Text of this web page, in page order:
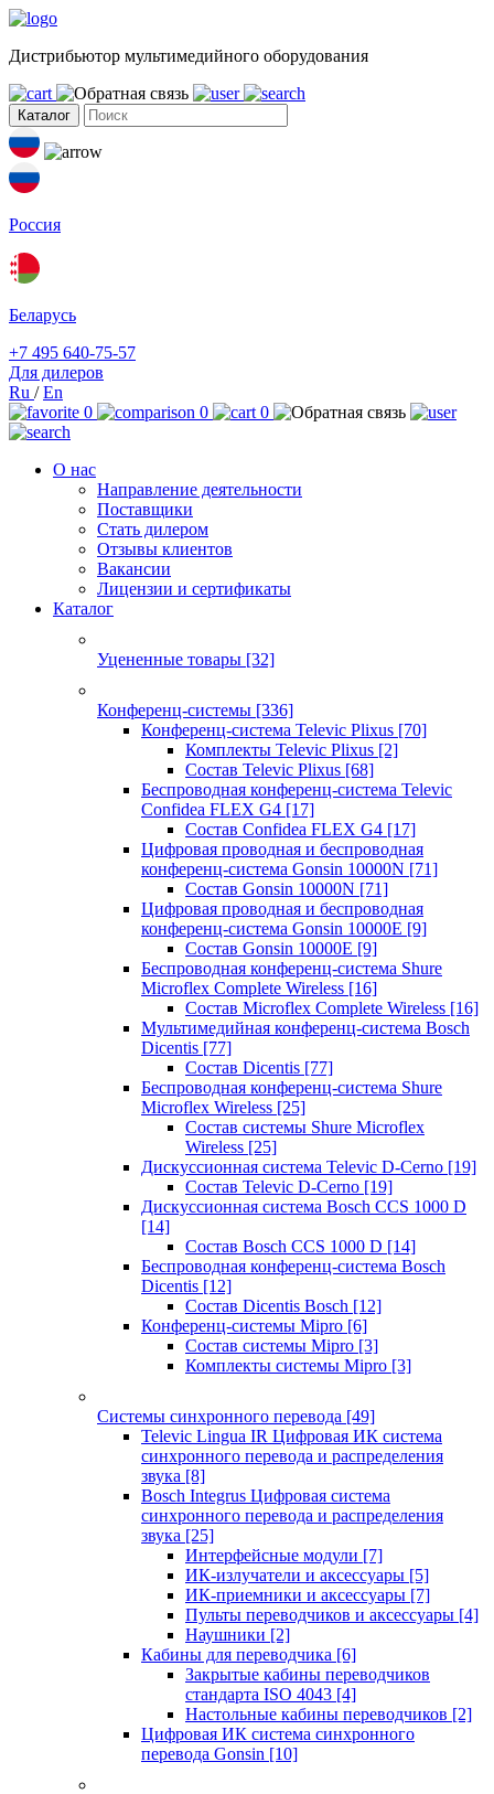
Дистрибьютор мультимедийного оборудования
Каталог
Россия
Беларусь
+7 495 640-75-57
Для дилеров
Ru /En
0
0 0
О нас
Направление деятельности
Поставщики
Стать дилером
Отзывы клиентов
Вакансии
Лицензии и сертификаты
Каталог
Уцененные товары [32]
Конференц-системы [336]
Конференц-система Televic Plixus [70]
Комплекты Televic Plixus [2]
Состав Televic Plixus [68]
Беспроводная конференц-система Televic
Confidea FLEX G4 [17]
Состав Confidea FLEX G4 [17]
Цифровая проводная и беспроводная
конференц-система Gonsin 10000N [71]
Состав Gonsin 10000N [71]
Цифровая проводная и беспроводная
конференц-система Gonsin 10000E [9]
Состав Gonsin 10000E [9]
Беспроводная конференц-система Shure
Microflex Complete Wireless [16]
Состав Microflex Complete Wireless [16]
Мультимедийная конференц-система Bosch
Dicentis [77]
Состав Dicentis [77]
Беспроводная конференц-система Shure
Microflex Wireless [25]
Состав системы Shure Microflex
Wireless [25]
Дискуссионная система Televic D-Cerno [19]
Состав Televic D-Cerno [19]
Дискуссионная система Bosch CCS 1000 D
[14]
Состав Bosch CCS 1000 D [14]
Беспроводная конференц-система Bosch
Dicentis [12]
Состав Dicentis Bosch [12]
Конференц-системы Mipro [6]
Состав системы Mipro [3]
Комплекты системы Mipro [3]
Системы синхронного перевода [49]
Televic Lingua IR Цифровая ИК система
синхронного перевода и распределения
звука [8]
Bosch Integrus Цифровая система
синхронного перевода и распределения
звука [25]
Интерфейсные модули [7]
ИК-излучатели и аксессуары [5]
ИК-приемники и аксессуары [7]
Пульты переводчиков и аксессуары [4]
Наушники [2]
Кабины для переводчика [6]
Закрытые кабины переводчиков
стандарта ISO 4043 [4]
Настольные кабины переводчиков [2]
Цифровая ИК система синхронного
перевода Gonsin [10]